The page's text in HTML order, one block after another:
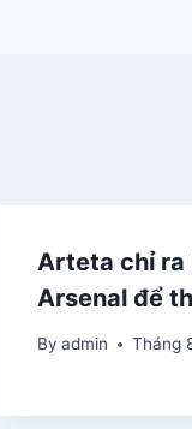
Arteta chỉ ra
Arsenal để
By admin Tháng